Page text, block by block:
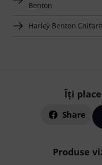
Benton
Harley Benton
Îți place
Share
Produse